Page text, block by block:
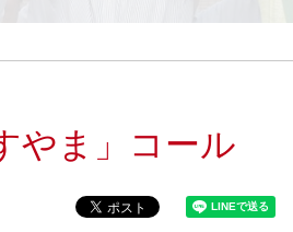
やま」コール